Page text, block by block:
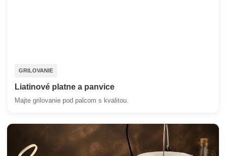
GRILOVANIE
Liatinové platne a panvice
Majte grilovanie pod palcom s kvalitou.